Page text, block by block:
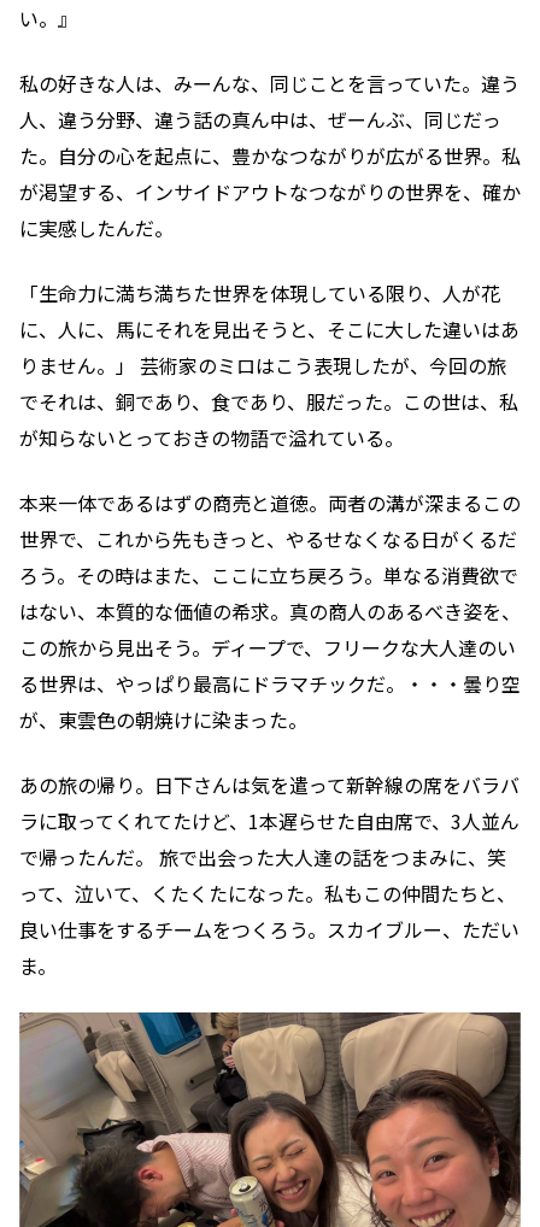
い。』
私の好きな人は、みーんな、同じことを言っていた。違う
人、違う分野、違う話の真ん中は、ぜーんぶ、同じだっ
た。自分の心を起点に、豊かなつながりが広がる世界。私
が渇望する、インサイドアウトなつながりの世界を、確か
に実感したんだ。
「生命力に満ち満ちた世界を体現している限り、人が花
に、人に、馬にそれを見出そうと、そこに大した違いはあ
りません。」 芸術家のミロはこう表現したが、今回の旅
でそれは、銅であり、食であり、服だった。この世は、私
が知らないとっておきの物語で溢れている。
本来一体であるはずの商売と道徳。両者の溝が深まるこの
世界で、これから先もきっと、やるせなくなる日がくるだ
ろう。その時はまた、ここに立ち戻ろう。単なる消費欲で
はない、本質的な価値の希求。真の商人のあるべき姿を、
この旅から見出そう。ディープで、フリークな大人達のい
る世界は、やっぱり最高にドラマチックだ。・・・曇り空
が、東雲色の朝焼けに染まった。
あの旅の帰り。日下さんは気を遣って新幹線の席をバラバ
ラに取ってくれてたけど、1本遅らせた自由席で、3人並ん
で帰ったんだ。 旅で出会った大人達の話をつまみに、笑
って、泣いて、くたくたになった。私もこの仲間たちと、
良い仕事をするチームをつくろう。スカイブルー、ただい
ま。